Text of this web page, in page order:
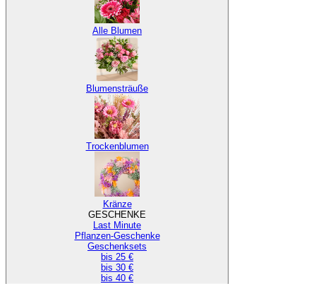
Alle Blumen
Blumensträuße
Trockenblumen
Kränze
GESCHENKE
Last Minute
Pflanzen-Geschenke
Geschenksets
bis 25 €
bis 30 €
bis 40 €